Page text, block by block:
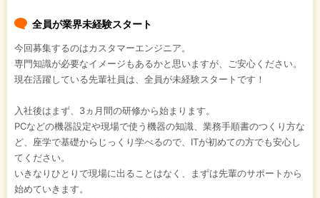
全員が業界未経験スタート
今回募集するのはカスタマーエンジニア。
専門知識が必要なイメージもあるかと思いますが、ご安心ください。
現在活躍している先輩社員は、全員が未経験スタートです！
入社後はまず、3ヵ月間の研修から始まります。
PCなどの機器設定や現場で使う機器の知識、業務手順書のつくり方な
ど、座学で基礎からじっくり学べるので、ITが初めての方でも安心し
てください。
いきなりひとりで現場に出ることはなく、まずは先輩のサポートから
始めていきます。